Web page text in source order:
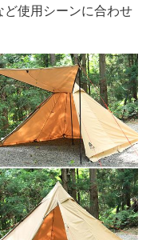
ど使用シーンに合わせ